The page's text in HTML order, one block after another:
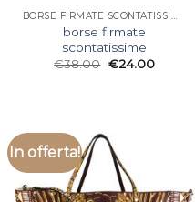
BORSE FIRMATE SCONTATISSIME
borse firmate
scontatissime
€38.00 €24.00
In offerta!